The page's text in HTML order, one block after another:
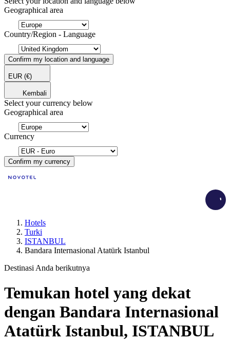
Geographical area
Country/Region - Language
Confirm my location and language
EUR (€)
Kembali
Select your currency below
Geographical area
Currency
Confirm my currency
Hotels
Turki
ISTANBUL
Bandara Internasional Atatürk Istanbul
Destinasi Anda berikutnya
Temukan hotel yang dekat
dengan Bandara Internasional
Atatürk Istanbul, ISTANBUL